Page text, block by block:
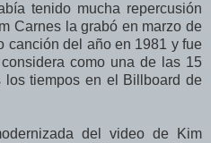
tenido mucha repercusión
Carnes la grabó en marzo de
canción del año en 1981 y fue
como una de las 15
los tiempos en el Billboard de
del video de Kim